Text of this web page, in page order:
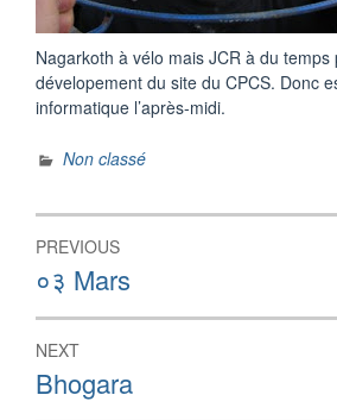
Nagarkoth à vélo mais JCR à du
dévelopement du site du CPCS. Donc
informatique l’après-midi.
Non classé
Post
navigation
PREVIOUS
Previous
post:
०३ Mars
NEXT
Next
post:
Bhogara